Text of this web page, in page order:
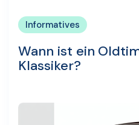
Informatives
Wann ist ein
Klassiker?